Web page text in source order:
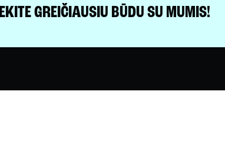
GREIČIAUSIU BŪDU SU MUMIS!